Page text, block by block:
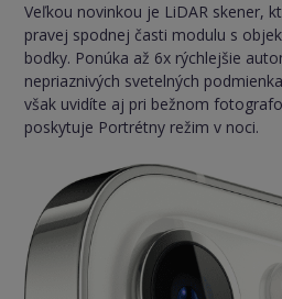
Veľkou novinkou je LiDAR skener,
pravej spodnej časti modulu s
bodky. Ponúka až 6x rýchlejšie
nepriaznivých svetelných
však uvidíte aj pri bežnom
poskytuje Portrétny režim v noci.